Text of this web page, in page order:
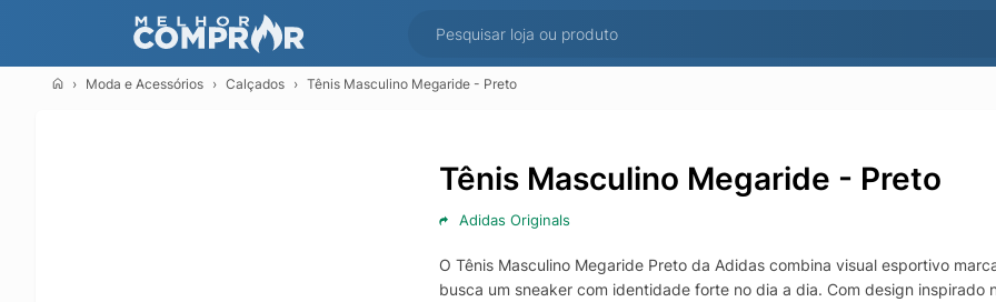
Moda e Acessórios Calçados Tênis Masculino Megaride - Preto
Tênis Masculino Megaride - Preto
Adidas Originals
O Tênis Masculino Megaride Preto da Adidas combina visual esportivo
busca um sneaker com identidade forte no dia a dia. Com design